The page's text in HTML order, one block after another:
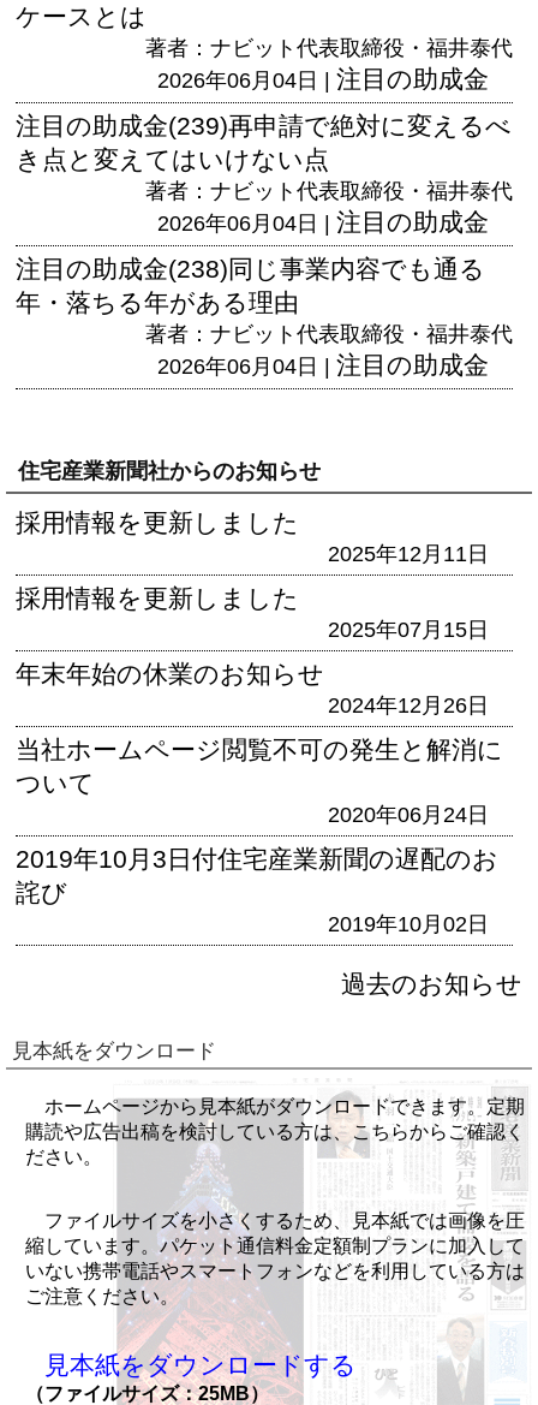
ケースとは
著者：ナビット代表取締役・福井泰代
2026年06月04日 | 注目の助成金
注目の助成金(239)再申請で絶対に変えるべ
き点と変えてはいけない点
著者：ナビット代表取締役・福井泰代
2026年06月04日 | 注目の助成金
注目の助成金(238)同じ事業内容でも通る
年・落ちる年がある理由
著者：ナビット代表取締役・福井泰代
2026年06月04日 | 注目の助成金
住宅産業新聞社からのお知らせ
採用情報を更新しました
2025年12月11日
採用情報を更新しました
2025年07月15日
年末年始の休業のお知らせ
2024年12月26日
当社ホームページ閲覧不可の発生と解消に
ついて
2020年06月24日
2019年10月3日付住宅産業新聞の遅配のお
詫び
2019年10月02日
過去のお知らせ
見本紙をダウンロード
ホームページから見本紙がダウンロードできます。定期
購読や広告出稿を検討している方は、こちらからご確認く
ださい。
ファイルサイズを小さくするため、見本紙では画像を圧
縮しています。パケット通信料金定額制プランに加入して
いない携帯電話やスマートフォンなどを利用している方は
ご注意ください。
見本紙をダウンロードする
（ファイルサイズ：25MB）